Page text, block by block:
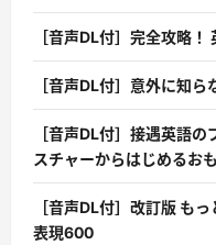
［音声DL付］完全攻略！
［音声DL付］意外に知
［音声DL付］接遇英語
スチャーからはじめるお
［音声DL付］改訂版 も
表現600